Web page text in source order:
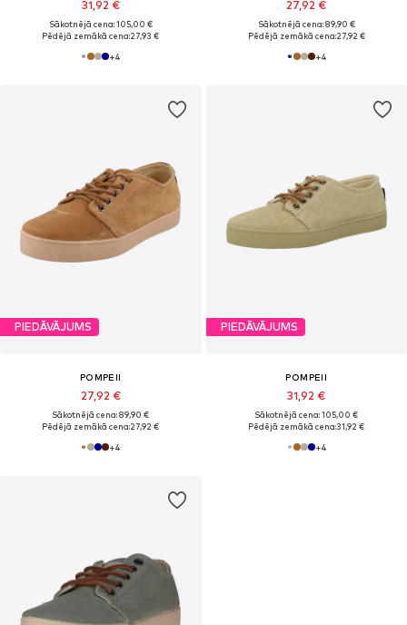
31,92 €
Sākotnējā cena: 105,00 €
Pēdējā zemākā cena:27,93 €
+4
27,92 €
Sākotnējā cena: 89,90 €
Pēdējā zemākā cena:27,92 €
+4
PIEDĀVĀJUMS
POMPEII
27,92 €
Sākotnējā cena: 89,90 €
Pēdējā zemākā cena:27,92 €
+4
PIEDĀVĀJUMS
POMPEII
31,92 €
Sākotnējā cena: 105,00 €
Pēdējā zemākā cena:31,92 €
+4